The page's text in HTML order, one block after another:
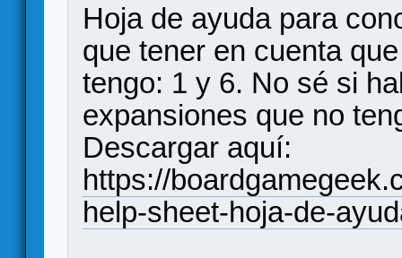
Hoja de ayuda para
que tener en cuenta
tengo: 1 y 6. No sé si
expansiones que no
Descargar aquí:
https://
help-sheet-hoja-de-